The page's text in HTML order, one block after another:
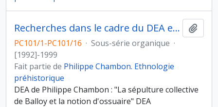
Recherches dans le cadre du DEA et de la thèse de Ph. Chambon
PC101/1-PC101/16 · Sous-série organique ·
[1992]-1999
Fait partie de Philippe Chambon. Ethnologie
préhistorique
DEA de Philippe Chambon : "La sépulture collective
de Balloy et la notion d'ossuaire" DEA